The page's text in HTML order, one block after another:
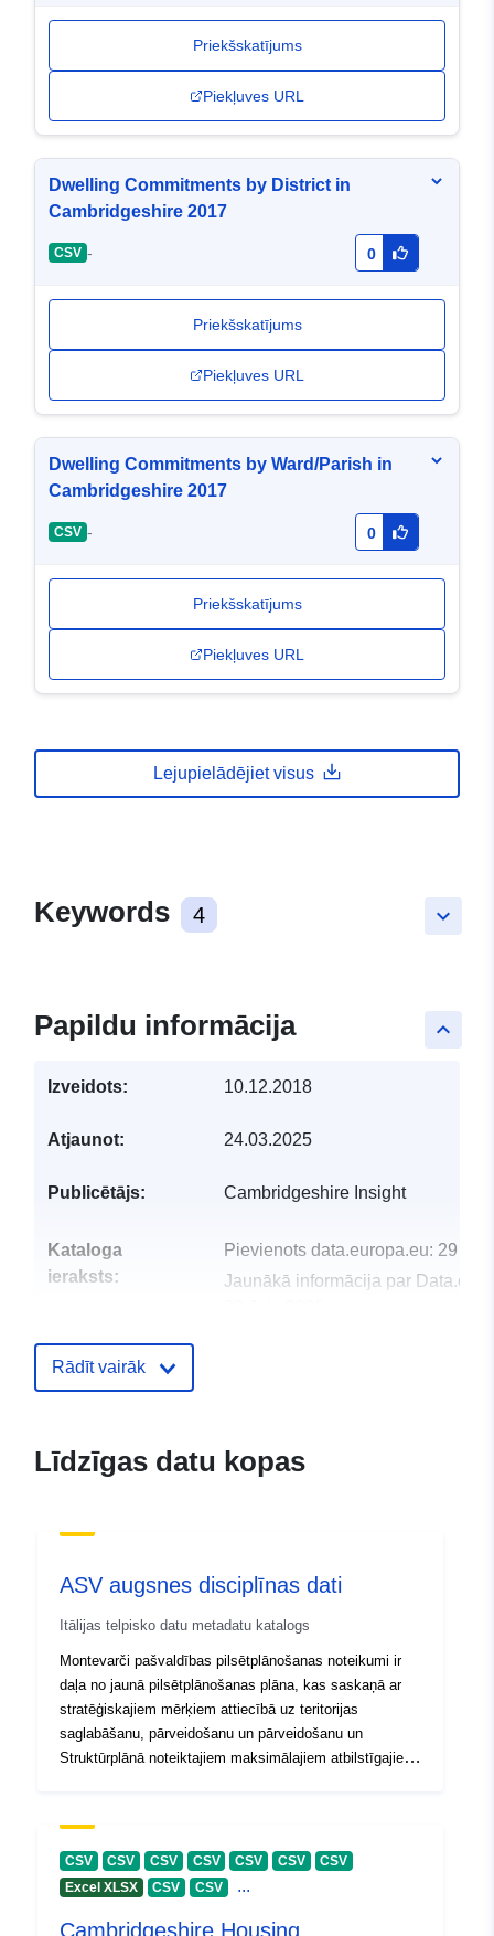
Priekšskatījums
Piekļuves URL
Dwelling Commitments by District in
Cambridgeshire 2017
CSV - 0
Priekšskatījums
Piekļuves URL
Dwelling Commitments by Ward/Parish in
Cambridgeshire 2017
CSV - 0
Priekšskatījums
Piekļuves URL
Lejupielādējiet visus
keyboard_arrow_down
Keywords 4
keyboard_arrow_up
Papildu informācija
Izveidots: 10.12.2018
Atjaunot: 24.03.2025
Publicētājs: Cambridgeshire Insight
Kataloga
ieraksts:
Pievienots data.europa.eu: 29
Jaunākā informācija par
uriRef:
Rādīt vairāk
Līdzīgas datu kopas
ASV augsnes disciplīnas dati
Itālijas telpisko datu metadatu katalogs
Montevarči pašvaldības pilsētplānošanas noteikumi ir
daļa no jaunā pilsētplānošanas plāna, kas saskaņā ar
stratēģiskajiem mērķiem attiecībā uz teritorijas
saglabāšanu, pārveidošanu un pārveidošanu un
Struktūrplānā noteiktajiem maksimālajiem atbilstīgajiem
disciplīnu pilsētai un apdzīvoto vietu sistēmai un lauku
teritorijai.
CSV CSV CSV CSV CSV CSV
CSV
Excel XLSX
CSV CSV ...
Cambridgeshire Housing